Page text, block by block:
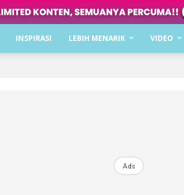
INSPIRASI LEBIH MENARIK VIDEO
Ads